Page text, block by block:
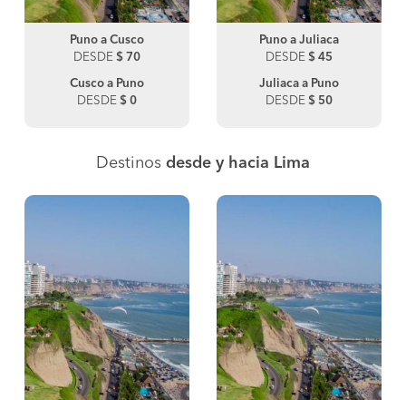
Puno a Cusco
DESDE $ 70
Cusco a Puno
DESDE $ 0
Puno a Juliaca
DESDE $ 45
Juliaca a Puno
DESDE $ 50
Destinos desde y hacia Lima